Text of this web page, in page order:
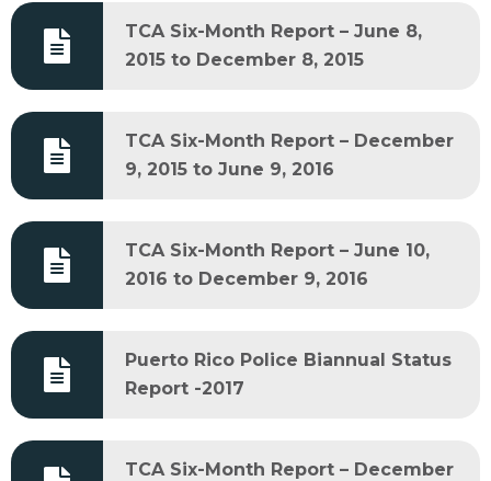
TCA Six-Month Report – June 8,
2015 to December 8, 2015
TCA Six-Month Report – December
9, 2015 to June 9, 2016
TCA Six-Month Report – June 10,
2016 to December 9, 2016
Puerto Rico Police Biannual Status
Report -2017
TCA Six-Month Report – December